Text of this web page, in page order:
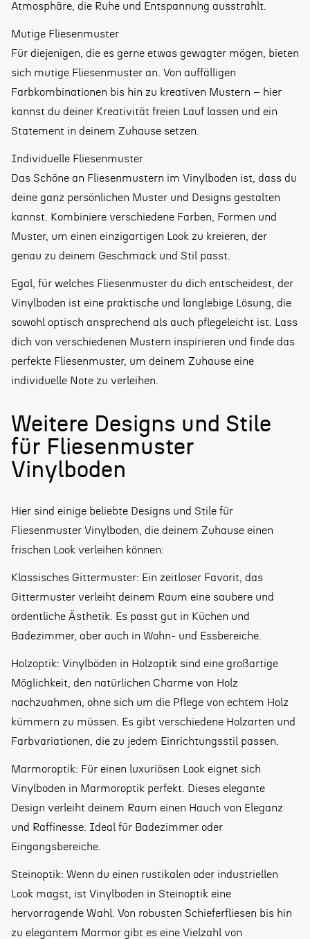
Atmosphäre, die Ruhe und Entspannung ausstrahlt.
Mutige Fliesenmuster
Für diejenigen, die es gerne etwas gewagter mögen, bieten
sich mutige Fliesenmuster an. Von auffälligen
Farbkombinationen bis hin zu kreativen Mustern – hier
kannst du deiner Kreativität freien Lauf lassen und ein
Statement in deinem Zuhause setzen.
Individuelle Fliesenmuster
Das Schöne an Fliesenmustern im Vinylboden ist, dass du
deine ganz persönlichen Muster und Designs gestalten
kannst. Kombiniere verschiedene Farben, Formen und
Muster, um einen einzigartigen Look zu kreieren, der
genau zu deinem Geschmack und Stil passt.
Egal, für welches Fliesenmuster du dich entscheidest, der
Vinylboden ist eine praktische und langlebige Lösung, die
sowohl optisch ansprechend als auch pflegeleicht ist. Lass
dich von verschiedenen Mustern inspirieren und finde das
perfekte Fliesenmuster, um deinem Zuhause eine
individuelle Note zu verleihen.
Weitere Designs und Stile
für Fliesenmuster
Vinylboden
Hier sind einige beliebte Designs und Stile für
Fliesenmuster Vinylboden, die deinem Zuhause einen
frischen Look verleihen können:
Klassisches Gittermuster: Ein zeitloser Favorit, das
Gittermuster verleiht deinem Raum eine saubere und
ordentliche Ästhetik. Es passt gut in Küchen und
Badezimmer, aber auch in Wohn- und Essbereiche.
Holzoptik: Vinylböden in Holzoptik sind eine großartige
Möglichkeit, den natürlichen Charme von Holz
nachzuahmen, ohne sich um die Pflege von echtem Holz
kümmern zu müssen. Es gibt verschiedene Holzarten und
Farbvariationen, die zu jedem Einrichtungsstil passen.
Marmoroptik: Für einen luxuriösen Look eignet sich
Vinylboden in Marmoroptik perfekt. Dieses elegante
Design verleiht deinem Raum einen Hauch von Eleganz
und Raffinesse. Ideal für Badezimmer oder
Eingangsbereiche.
Steinoptik: Wenn du einen rustikalen oder industriellen
Look magst, ist Vinylboden in Steinoptik eine
hervorragende Wahl. Von robusten Schieferfliesen bis hin
zu elegantem Marmor gibt es eine Vielzahl von